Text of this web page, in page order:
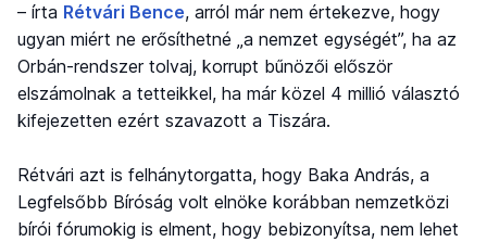
– írta Rétvári Bence, arról már nem értekezve, hogy
ugyan miért ne erősíthetné „a nemzet egységét”, ha az
Orbán-rendszer tolvaj, korrupt bűnözői először
elszámolnak a tetteikkel, ha már közel 4 millió választó
kifejezetten ezért szavazott a Tiszára.
Rétvári azt is felhánytorgatta, hogy Baka András, a
Legfelsőbb Bíróság volt elnöke korábban nemzetközi
bírói fórumokig is elment, hogy bebizonyítsa, nem lehet